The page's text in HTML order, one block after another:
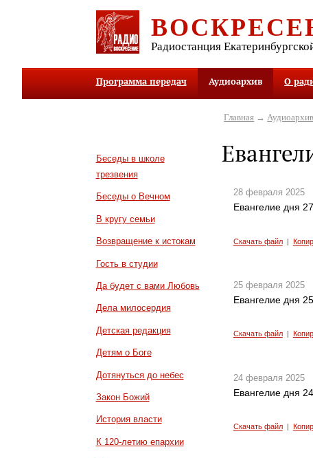
Радиостанция
Программа передач Аудиоархив О
Беседы в школе
трезвения
Беседы о Вечном
В кругу семьи
Возвращение к истокам
Гость в студии
Да будет с вами Любовь
Дела милосердия
Детская редакция
Детям о Боге
Дотянуться до небес
Закон Божий
История власти
К 120-летию епархии
Главная → Аудиоархив
28 февраля 2025
Евангелие дня
Скачать файл|
25 февраля 2025
Евангелие дня
Скачать файл|
24 февраля 2025
Евангелие дня
Скачать файл|